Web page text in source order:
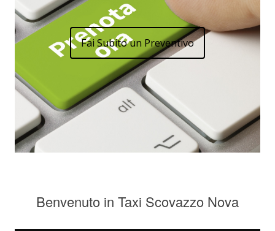
Fai Subito un Preventivo
Benvenuto in Taxi Scovazzo Nova